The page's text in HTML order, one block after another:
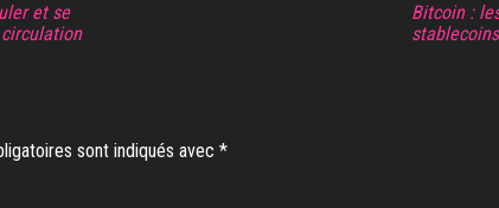
et se
circulation
Bitcoin :
sont indiqués avec *